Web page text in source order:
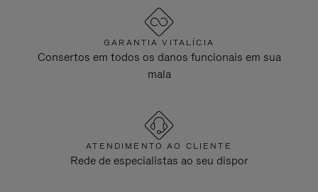
GARANTIA VITALÍCIA
Consertos em todos os danos funcionais em sua
mala
ATENDIMENTO AO CLIENTE
Rede de especialistas ao seu dispor